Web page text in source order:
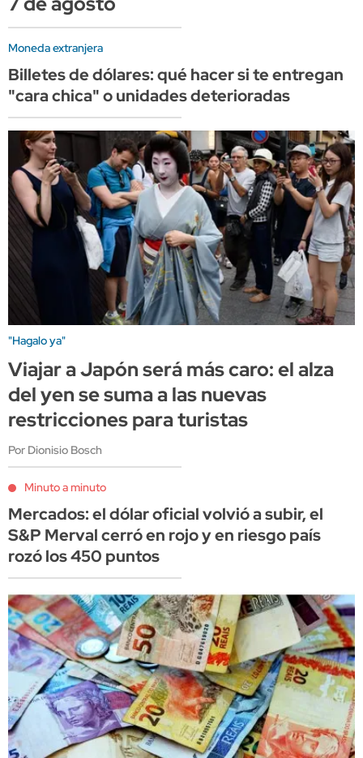
Moneda extranjera
Billetes de dólares: qué hacer si te entregan
"cara chica" o unidades deterioradas
"Hagalo ya"
Viajar a Japón será más caro: el alza
del yen se suma a las nuevas
restricciones para turistas
Por Dionisio Bosch
Minuto a minuto
Mercados: el dólar oficial volvió a subir, el
S&P Merval cerró en rojo y en riesgo país
rozó los 450 puntos